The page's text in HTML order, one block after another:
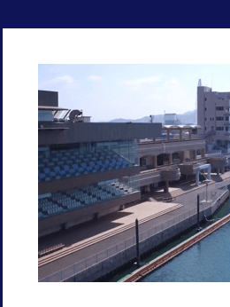
進入コース別選手成績
全国進入コース別選手成績
得点率ランキング
山口支部選手
スター候補
優勝者一覧
記念競走記録集
ムービー集